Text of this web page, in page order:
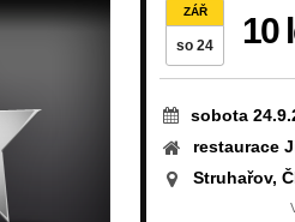
ZÁŘ
so 24 10
sobota
restaurace
Struhařov,